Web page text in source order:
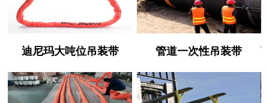
迪尼玛大吨位吊装带 管道一次性吊装带